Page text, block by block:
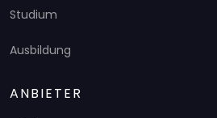
Studium
Ausbildung
ANBIETER